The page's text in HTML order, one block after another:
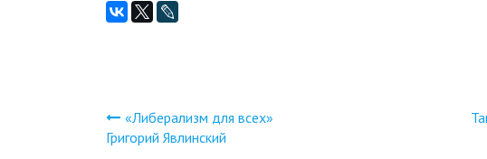
Навигация
«Либерализм для всех»
Григорий Явлинский